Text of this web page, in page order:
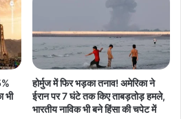
today news top news
Greenland Row
World News Hindi
भी
होर्मुज में फिर भड़का तनाव! अमेरिका ने
ईरान पर 7 घंटे तक किए ताबड़तोड़ हमले,
भारतीय नाविक भी बने हिंसा की चपेट में